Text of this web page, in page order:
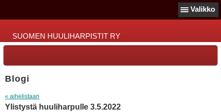
Valikko
SUOMEN HUULIHARPISTIT RY
Blogi
« aihelistaan
Ylistystä huuliharpulle 3.5.2022